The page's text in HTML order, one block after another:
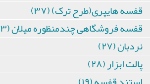
قفسه هایپری(طرح ترک) (۳۷)
قفسه فروشگاهی چندمنظوره میلان (۳۳)
نردبان (۲۷)
پالت ابزار (۲۸)